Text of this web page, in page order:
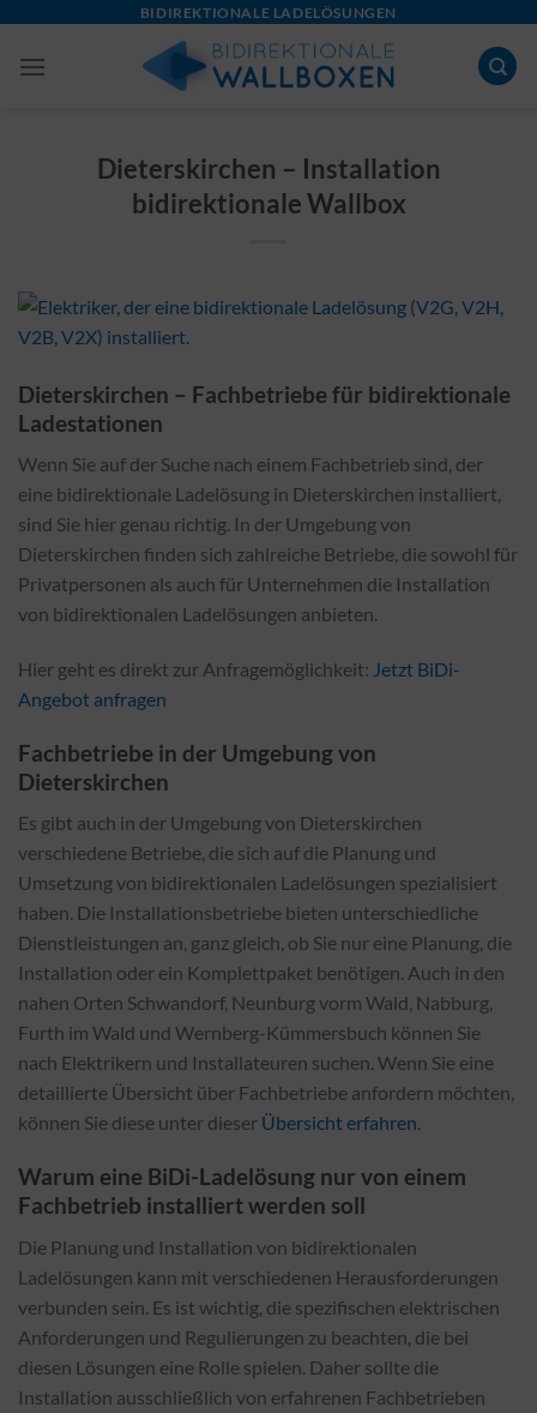
content
BIDIREKTIONALE LADELÖSUNGEN
Dieterskirchen – Installation
bidirektionale Wallbox
Dieterskirchen – Fachbetriebe für bidirektionale
Ladestationen
Wenn Sie auf der Suche nach einem Fachbetrieb sind, der
eine bidirektionale Ladelösung in Dieterskirchen installiert,
sind Sie hier genau richtig. In der Umgebung von
Dieterskirchen finden sich zahlreiche Betriebe, die sowohl für
Privatpersonen als auch für Unternehmen die Installation
von bidirektionalen Ladelösungen anbieten.
Hier geht es direkt zur Anfragemöglichkeit: Jetzt BiDi-
Angebot anfragen
Fachbetriebe in der Umgebung von
Dieterskirchen
Es gibt auch in der Umgebung von Dieterskirchen
verschiedene Betriebe, die sich auf die Planung und
Umsetzung von bidirektionalen Ladelösungen spezialisiert
haben. Die Installationsbetriebe bieten unterschiedliche
Dienstleistungen an, ganz gleich, ob Sie nur eine Planung, die
Installation oder ein Komplettpaket benötigen. Auch in den
nahen Orten Schwandorf, Neunburg vorm Wald, Nabburg,
Furth im Wald und Wernberg-Kümmersbuch können Sie
nach Elektrikern und Installateuren suchen. Wenn Sie eine
detaillierte Übersicht über Fachbetriebe anfordern möchten,
können Sie diese unter dieser Übersicht erfahren.
Warum eine BiDi-Ladelösung nur von einem
Fachbetrieb installiert werden soll
Die Planung und Installation von bidirektionalen
Ladelösungen kann mit verschiedenen Herausforderungen
verbunden sein. Es ist wichtig, die spezifischen elektrischen
Anforderungen und Regulierungen zu beachten, die bei
diesen Lösungen eine Rolle spielen. Daher sollte die
Installation ausschließlich von erfahrenen Fachbetrieben